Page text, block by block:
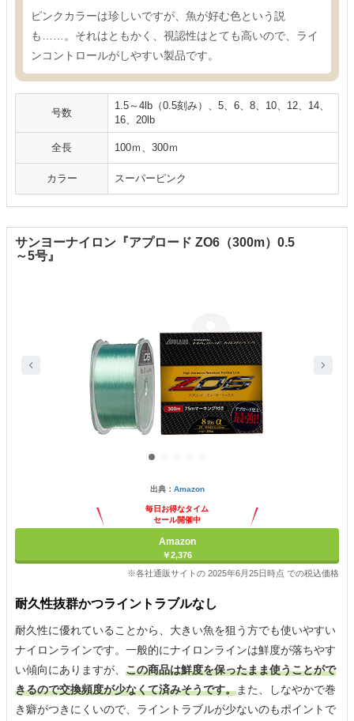
ピンクカラーは珍しいですが、魚が好む色という説
も……。それはともかく、視認性はとても高いので、ライ
ンコントロールがしやすい製品です。
号数
1.5～4lb（0.5刻み）、5、6、8、10、12、14、
16、20lb
全長 100ｍ、300ｍ
カラー スーパーピンク
サンヨーナイロン『アプロード ZO6（300m）0.5
～5号』
出典： Amazon
毎日お得なタイム
セール開催中
Amazon
￥2,376
※各社通販サイトの 2025年6月25日時点 での税込価格
耐久性抜群かつライントラブルなし
耐久性に優れていることから、大きい魚を狙う方でも使いやすい
ナイロンラインです。一般的にナイロンラインは鮮度が落ちやす
い傾向にありますが、 この商品は鮮度を保ったまま使うことがで
きるので交換頻度が少なくて済みそうです。また、しなやかで巻
き癖がつきにくいので、ライントラブルが少ないのもポイントで